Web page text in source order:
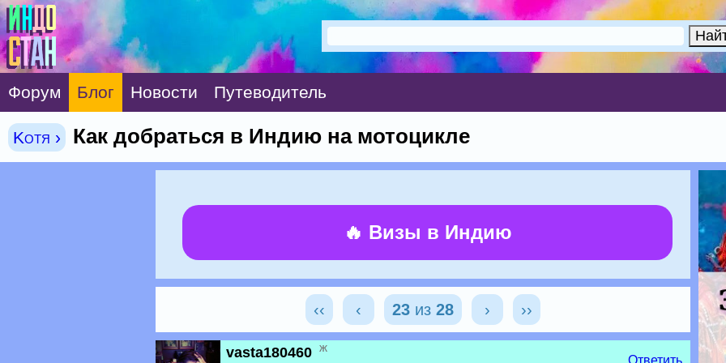
Форум Блог Новости Путеводитель
Kotя › Как добраться в Индию на мотоцикле
🔥 Визы в Индию
‹‹ ‹ 23 из 28 › ››
vasta180460 ж
Ответить